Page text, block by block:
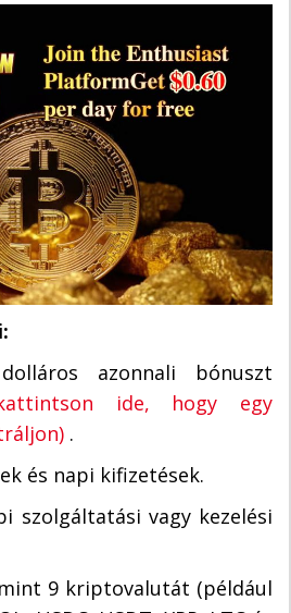
azonnali bónuszt
ide, hogy egy
.
és napi kifizetések.
szolgáltatási vagy kezelési
9 kriptovalutát (például